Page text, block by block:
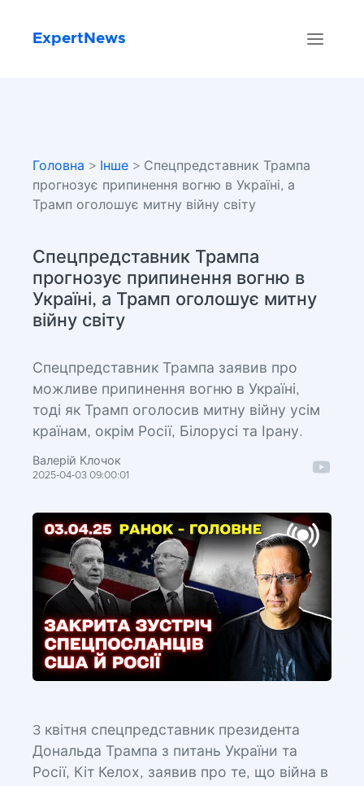
ExpertNews
Головна > Інше > Спецпредставник Трампа
прогнозує припинення вогню в Україні, а
Трамп оголошує митну війну світу
Спецпредставник Трампа
прогнозує припинення вогню в
Україні, а Трамп оголошує митну
війну світу
Спецпредставник Трампа заявив про
можливе припинення вогню в Україні,
тоді як Трамп оголосив митну війну усім
країнам, окрім Росії, Білорусі та Ірану.
Валерій Клочок
2025-04-03 09:00:01
3 квітня спецпредставник президента
Дональда Трампа з питань України та
Росії, Кіт Келох, заявив про те, що війна в